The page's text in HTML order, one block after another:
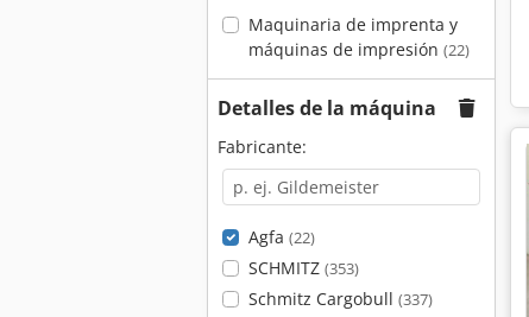
Maquinaria de imprenta y
máquinas de impresión (22)
Detalles de la máquina
Fabricante:
Agfa (22)
SCHMITZ (353)
Schmitz Cargobull (337)